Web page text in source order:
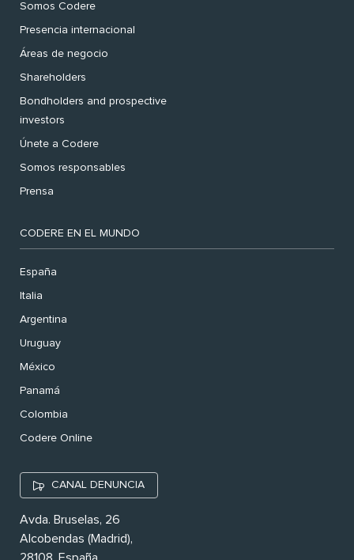
Somos Codere
Presencia internacional
Áreas de negocio
Shareholders
Bondholders and prospective
investors
Únete a Codere
Somos responsables
Prensa
CODERE EN EL MUNDO
España
Italia
Argentina
Uruguay
México
Panamá
Colombia
Codere Online
CANAL DENUNCIA
Avda. Bruselas, 26
Alcobendas (Madrid),
28108. España